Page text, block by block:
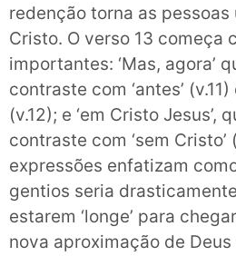
redenção torna as pessoas
Cristo. O verso 13 começa
importantes: ‘Mas, agora’
contraste com ‘antes’ (v.11)
(v.12); e ‘em Cristo Jesus’,
contraste com ‘sem Cristo’
expressões enfatizam
gentios seria
estarem ‘longe’ para
nova aproximação de Deus